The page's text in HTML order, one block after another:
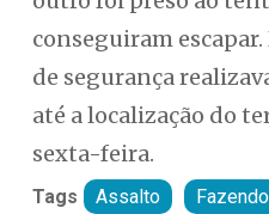
conseguiram escapar.
de segurança
até a localização do
sexta-feira.
Tags Assalto Fazendo